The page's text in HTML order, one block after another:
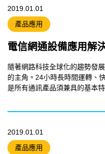
2019.01.01
產品應用
電信網通設備應用解
隨著網路科技全球化的趨勢發
的主角。24小時長時間運轉、
是所有通訊產品須兼具的基本特
2019.01.01
產品應用